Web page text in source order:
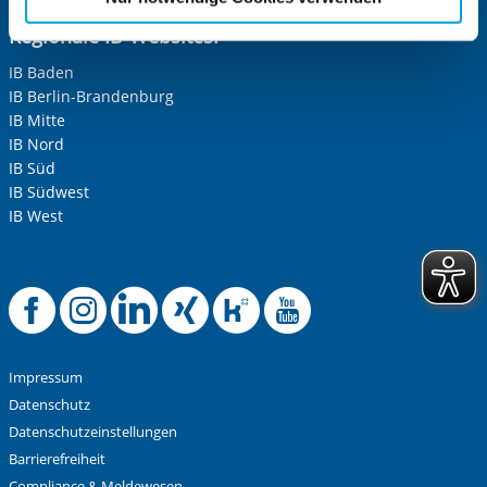
Cookies, die erforderlich zur Bereitstellung der von Ihnen
aufgerufenen und somit gewünschten Website-
Funktionen sind. Diese Cookies setzen wir aufgrund
berechtigter Interessen und daher unabhängig von einer
Einwilligung.
Regionale IB-Websites:
IB Baden
IB Berlin-Brandenburg
IB Mitte
IB Nord
IB Süd
IB Südwest
IB West
Offizielle
Offizielle
Offizielle
Offizielle
Offizielle
Impressum
Datenschutz
Datenschutzeinstellungen
Barrierefreiheit